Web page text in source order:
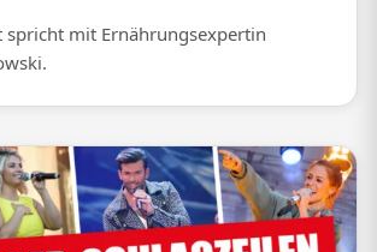
spricht mit Ernährungsexpertin